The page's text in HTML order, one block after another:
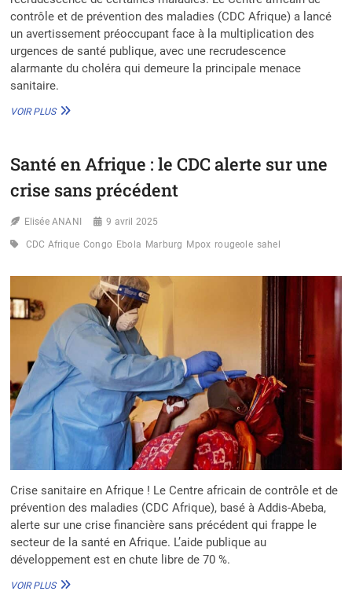
contrôle et de prévention des maladies (CDC Afrique) a lancé
un avertissement préoccupant face à la multiplication des
urgences de santé publique, avec une recrudescence
alarmante du choléra qui demeure la principale menace
sanitaire.
VOIR PLUSSANTÉ
CDC
ALERTE
LA
DU
ET
URGENCES
SANITAIRES
SUR
LE
CONTINENT
Santé en Afrique : le CDC alerte sur une
crise sans précédent
Elisée ANANI 9 avril 2025
CDC Afrique Congo Ebola Marburg Mpox rougeole sahel
Crise sanitaire en Afrique ! Le Centre africain de contrôle et de
prévention des maladies (CDC Afrique), basé à Addis-Abeba,
alerte sur une crise financière sans précédent qui frappe le
secteur de la santé en Afrique. L’aide publique au
développement est en chute libre de 70 %.
VOIR PLUSSANTÉ